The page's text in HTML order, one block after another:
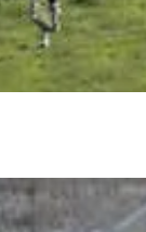
es jedoch